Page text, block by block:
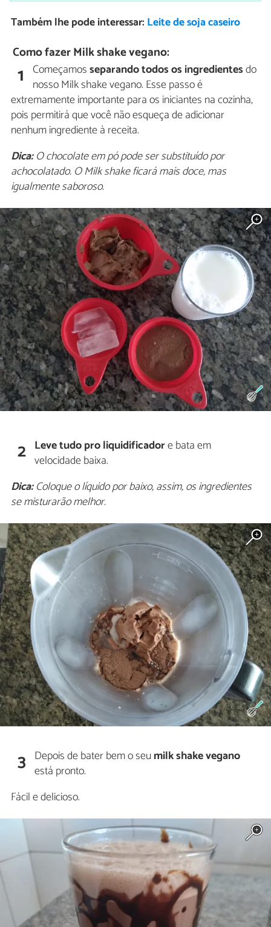
Também lhe pode interessar: Leite de soja caseiro
Como fazer Milk shake vegano:
1 Começamosseparando todos os ingredientesdo
nosso Milk shake vegano. Esse passo é
extremamente importante para os iniciantes na cozinha,
pois permitirá que você não esqueça de adicionar
nenhum ingrediente à receita.
Dica:O chocolate em pó pode ser substituído por
achocolatado. O Milk shake ficará mais doce, mas
igualmente saboroso.
2 Leve tudo pro liquidificadore bata em
velocidade baixa.
Dica:Coloque o líquido por baixo, assim, os ingredientes
se misturarão melhor.
3 Depois de bater bem o seumilk shake vegano
está pronto.
Fácil e delicioso.